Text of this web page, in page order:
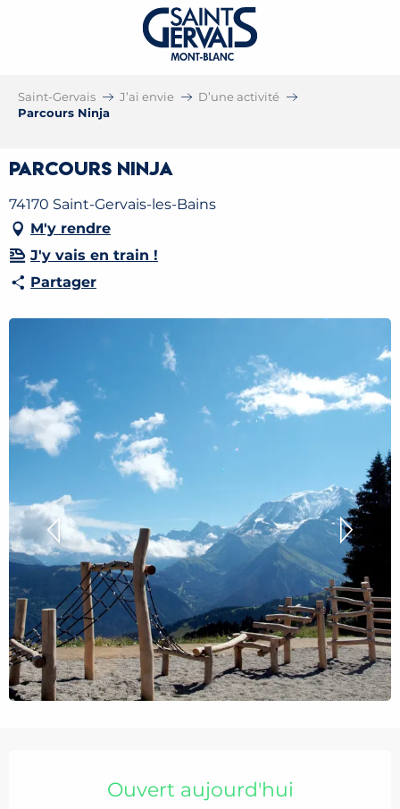
Saint-Gervais J’ai envie
D’une activité
Parcours Ninja
Parcours Ninja
74170 Saint-Gervais-les-Bains
M'y rendre
J'y vais en train !
Partager
Ouvert aujourd'hui